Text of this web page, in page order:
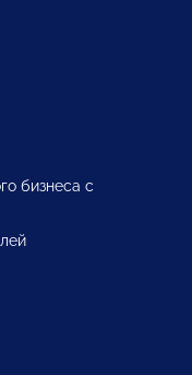
бизнеса с